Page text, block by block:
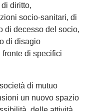
diritto,
socio-sanitari, di
di decesso del socio,
di disagio
di specifici
di mutuo
un nuovo spazio